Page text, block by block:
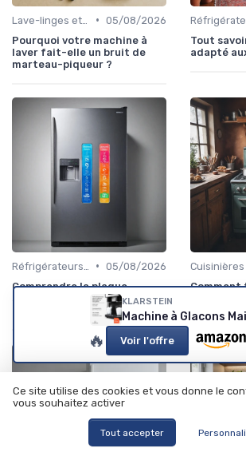
• 05/08/2026
Pourquoi votre machine à
laver fait-elle un bruit de
marteau-piqueur ?
Tout
adapté
• 05/08/2026
Comprendre la plaque
signalétique de votre
Comment
four
KLARSTEIN
Machine à Glacons
🔥 Voir l'offre
Ce site utilise des cookies et vous donne le
vous souhaitez activer
Tout accepter